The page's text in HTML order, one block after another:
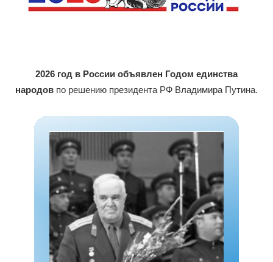
2026 год в России объявлен Годом единства
народов по решению президента РФ Владимира Путина.